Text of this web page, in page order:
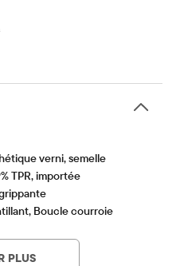
verni, semelle
TPR, importée
Boucle courroie
planet – product contains a
– this logo symbolizes
PLUS